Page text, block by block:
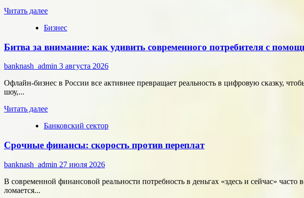
в
микроэлектроники
Читать далееПрочитать
о
сотрудников:
собрать
команду,
которая
результат
Бизнес
Битва за внимание: как удивить современного потребителя с
banknash_admin 3 августа 2026
Офлайн-бизнес в России все активнее превращает реальность в цифровую сказку,
шоу,...
Читать далееПрочитать
о
за
внимание:
как
удивить
современного
Банковский сектор
Срочные финансы: скорость против переплат
banknash_admin 27 июля 2026
В современной финансовой реальности потребность в деньгах «здесь и сейчас»
ломается...